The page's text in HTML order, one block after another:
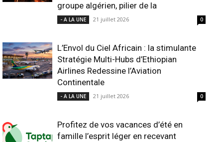
groupe algérien, pilier de la
- A LA UNE 21 juillet 2026 0
L’Envol du Ciel Africain : la stimulante
Stratégie Multi-Hubs d’Ethiopian
Airlines Redessine l’Aviation
Continentale
- A LA UNE 21 juillet 2026 0
Profitez de vos vacances d’été en
famille l’esprit léger en recevant